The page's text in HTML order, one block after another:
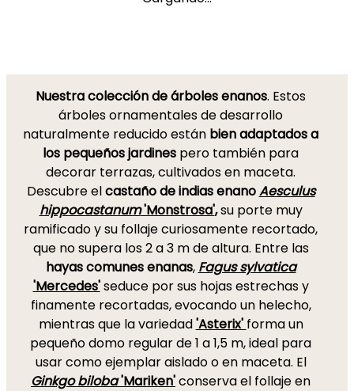
Nuestra colección de árboles enanos. Estos
árboles ornamentales de desarrollo
naturalmente reducido están bien adaptados a
los pequeños jardines pero también para
decorar terrazas, cultivados en maceta.
Descubre elcastaño de indias enanoAesculus
hippocastanum'Monstrosa',su porte muy
ramificado y su follaje curiosamente recortado,
que no supera los 2 a 3 m de altura. Entre las
hayas comunes enanas, Fagus sylvatica
'Mercedes'seduce por sus hojas estrechas y
finamente recortadas, evocando un helecho,
mientras que la variedad'Asterix' forma un
pequeño domo regular de 1 a 1,5 m, ideal para
usar como ejemplar aislado o en maceta. El
Ginkgo biloba'Mariken'conserva el follaje en